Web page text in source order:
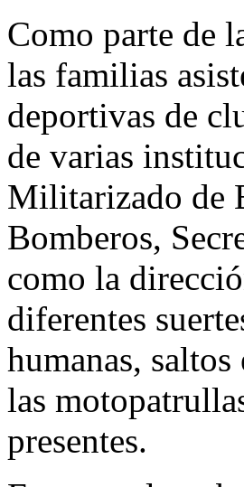
Como parte de
las familias
deportivas de
de varias
Militarizado de
Bomberos,
como la
diferentes
humanas,
las
presentes.